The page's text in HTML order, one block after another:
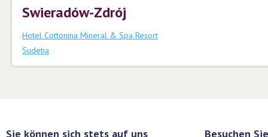
Swieradów-Zdrój
Hotel Cottonina Mineral & Spa Resort
Sudetia
Sie können sich stets auf uns Besuchen